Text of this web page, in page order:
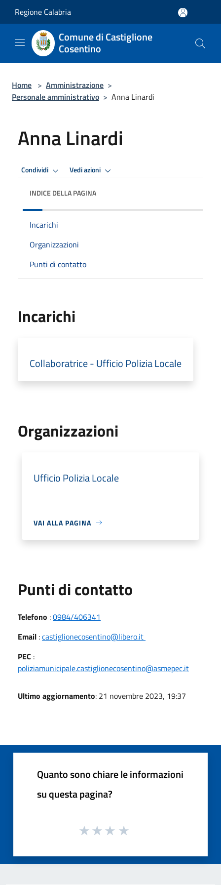
Regione Calabria
Comune di Castiglione
Cosentino
Home > Amministrazione >
Personale amministrativo > Anna Linardi
Anna Linardi
Condividi Vedi azioni
INDICE DELLA PAGINA
Incarichi
Organizzazioni
Punti di contatto
Incarichi
Collaboratrice - Ufficio Polizia Locale
Organizzazioni
Ufficio Polizia Locale
VAI ALLA PAGINA
Punti di contatto
Telefono :0984/406341
Email :castiglionecosentino@libero.it
PEC :
poliziamunicipale.castiglionecosentino@asmepec.it
Ultimo aggiornamento: 21 novembre 2023, 19:37
Quanto sono chiare le informazioni
su questa pagina?